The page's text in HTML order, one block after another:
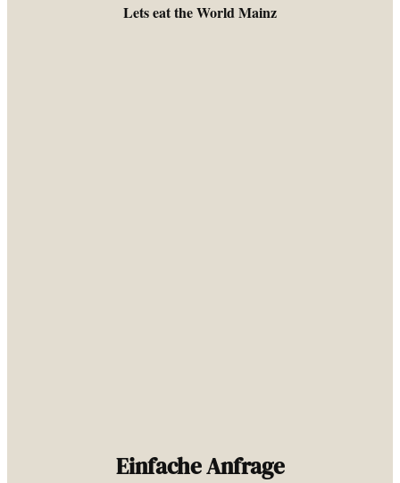
Lets eat the World Mainz
Einfache Anfrage